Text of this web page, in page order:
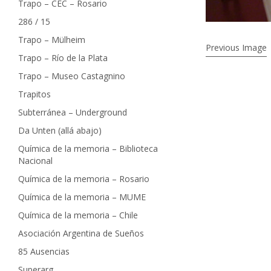
Trapo – CEC – Rosario
286 / 15
Trapo – Mülheim
Trapo – Río de la Plata
Trapo – Museo Castagnino
Trapitos
Subterránea – Underground
Da Unten (allá abajo)
Química de la memoria – Biblioteca
Nacional
Química de la memoria – Rosario
Química de la memoria – MUME
Química de la memoria – Chile
Asociación Argentina de Sueños
85 Ausencias
Previous Image